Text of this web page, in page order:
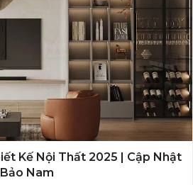
Kế Nội Thất 2025 | Cập Nhật
Nam